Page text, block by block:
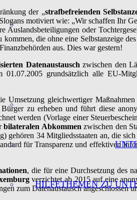
HILFETHEMEN ZU
der „strafbefreienden
motiviert wie: „Wir schaffen Ihr
oder
die ohne eine Selbstanzeige
aus. Dies war gestern!
Datenaustausch zwischen den
grundsätzlich alle EU-
gleichwertiger
zu erheben und führt diese
werden (Vorlage einer
bilateralen Abkommen zwischen den
34 Mitgliedsstaaten an, die
für Transparenz und effektiven
, die für eine Durchsetzung des
verzichtet ab 2015 auf eine
zum Datenaustausch angeschlossen